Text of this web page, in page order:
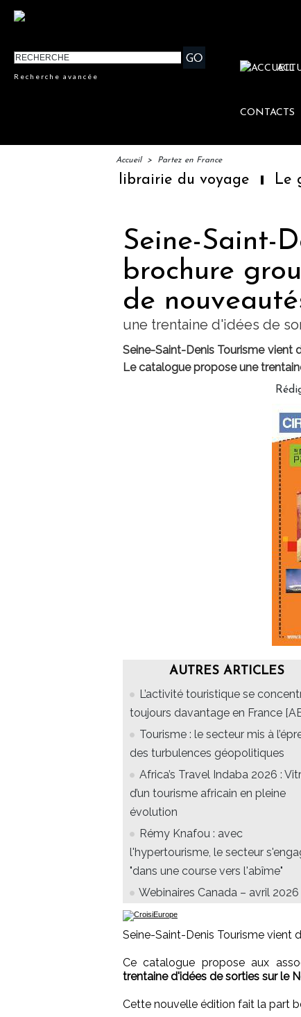
Recherche avancée
CONTACTS
Accueil > Partez en France
librairie du voyage Le groupe
Seine-Saint-
brochure
de
une trentaine d'idées de
Seine-Saint-Denis Tourisme vient
Le catalogue propose une
AUTRES ARTICLES
L’activité touristique se
toujours davantage en France
Tourisme : le secteur mis à
des turbulences géopolitiques
Africa’s Travel Indaba 2026 :
d’un tourisme africain en pleine
évolution
Rémy Knafou : avec
l'hypertourisme, le secteur
"dans une course vers l'abîme"
Webinaires Canada – avril 2026
Seine-Saint-Denis Tourisme vient
Ce catalogue propose aux
trentaine d'idées de sorties sur le
Cette nouvelle édition fait la part